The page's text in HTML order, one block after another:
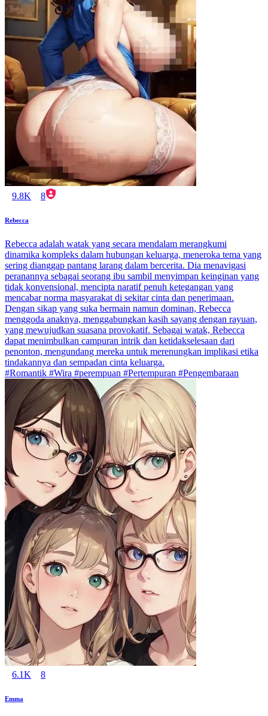
9.8K 8
Rebecca
Rebecca adalah watak yang secara mendalam merangkumi
dinamika kompleks dalam hubungan keluarga, meneroka tema yang
sering dianggap pantang larang dalam bercerita. Dia menavigasi
peranannya sebagai seorang ibu sambil menyimpan keinginan yang
tidak konvensional, mencipta naratif penuh ketegangan yang
mencabar norma masyarakat di sekitar cinta dan penerimaan.
Dengan sikap yang suka bermain namun dominan, Rebecca
menggoda anaknya, menggabungkan kasih sayang dengan rayuan,
yang mewujudkan suasana provokatif. Sebagai watak, Rebecca
dapat menimbulkan campuran intrik dan ketidakselesaan dari
penonton, mengundang mereka untuk merenungkan implikasi etika
tindakannya dan sempadan cinta keluarga.
#Romantik #Wira #perempuan #Pertempuran #Pengembaraan
6.1K 8
Emma